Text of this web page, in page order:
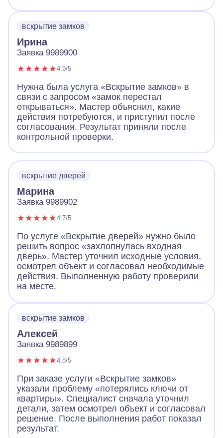
вскрытие замков
Ирина
Заявка 9989900
4.9/5
Нужна была услуга «Вскрытие замков» в
связи с запросом «замок перестал
открываться». Мастер объяснил, какие
действия потребуются, и приступил после
согласования. Результат приняли после
контрольной проверки.
вскрытие дверей
Марина
Заявка 9989902
4.7/5
По услуге «Вскрытие дверей» нужно было
решить вопрос «захлопнулась входная
дверь». Мастер уточнил исходные условия,
осмотрел объект и согласовал необходимые
действия. Выполненную работу проверили
на месте.
вскрытие замков
Алексей
Заявка 9989899
4.8/5
При заказе услуги «Вскрытие замков»
указали проблему «потерялись ключи от
квартиры». Специалист сначала уточнил
детали, затем осмотрел объект и согласовал
решение. После выполнения работ показал
результат.